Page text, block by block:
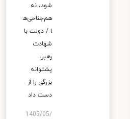
شود، نه
هم‌جناحی‌ه
ا / دولت با
شهادت
رهبر،
پشتوانه
بزرگی را از
دست داد
1405/05/